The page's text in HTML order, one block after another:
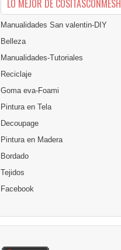
LO MEJOR DE COSITASCONMESH
Manualidades San valentin-DIY
Belleza
Manualidades-Tutoriales
Reciclaje
Goma eva-Foami
Pintura en Tela
Decoupage
Pintura en Madera
Bordado
Tejidos
Facebook